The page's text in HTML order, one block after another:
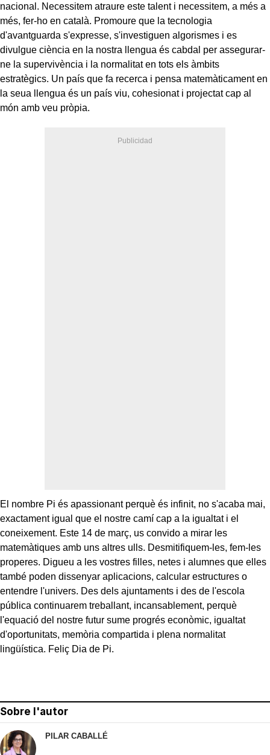
nacional. Necessitem atraure este talent i necessitem, a més a
més, fer-ho en català. Promoure que la tecnologia
d'avantguarda s'expresse, s'investiguen algorismes i es
divulgue ciència en la nostra llengua és cabdal per assegurar-
ne la supervivència i la normalitat en tots els àmbits
estratègics. Un país que fa recerca i pensa matemàticament en
la seua llengua és un país viu, cohesionat i projectat cap al
món amb veu pròpia.
El nombre Pi és apassionant perquè és infinit, no s'acaba mai,
exactament igual que el nostre camí cap a la igualtat i el
coneixement. Este 14 de març, us convido a mirar les
matemàtiques amb uns altres ulls. Desmitifiquem-les, fem-les
properes. Digueu a les vostres filles, netes i alumnes que elles
també poden dissenyar aplicacions, calcular estructures o
entendre l'univers. Des dels ajuntaments i des de l'escola
pública continuarem treballant, incansablement, perquè
l'equació del nostre futur sume progrés econòmic, igualtat
d'oportunitats, memòria compartida i plena normalitat
lingüística. Feliç Dia de Pi.
Sobre l'autor
PILAR CABALLÉ